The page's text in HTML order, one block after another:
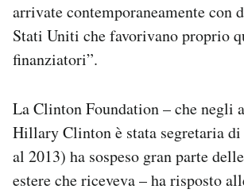
arrivate contemporaneamente con
Stati Uniti che favorivano proprio
finanziatori”.
La Clinton Foundation – che negli
Hillary Clinton è stata segretaria
al 2013) ha sospeso gran parte
estere che riceveva – ha risposto